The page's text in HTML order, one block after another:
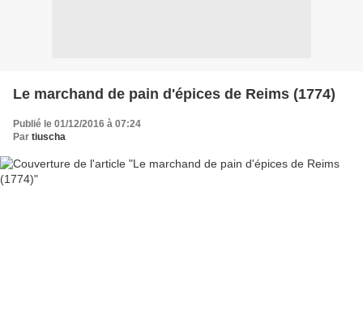
Le marchand de pain d'épices de Reims (1774)
Publié le 01/12/2016 à 07:24
Par tiuscha